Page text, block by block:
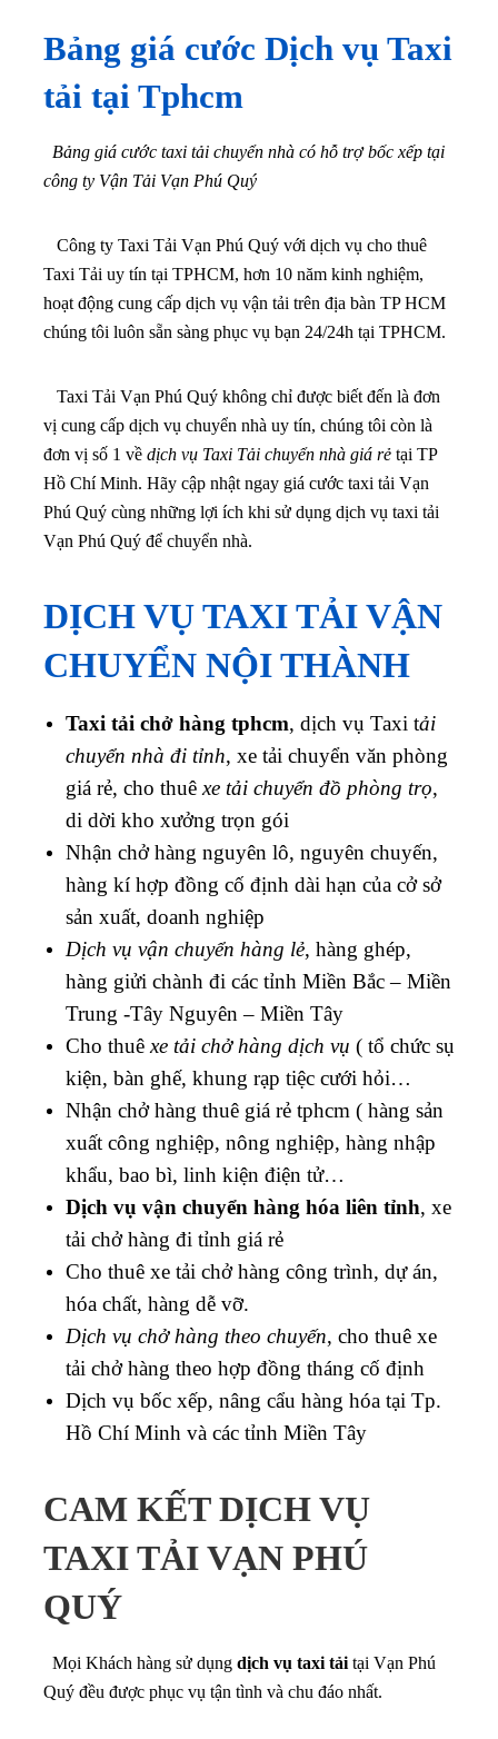
Bảng giá cước Dịch vụ Taxi
tải tại Tphcm
Bảng giá cước taxi tải chuyển nhà có hỗ trợ bốc xếp tại
công ty Vận Tải Vạn Phú Quý
Công ty Taxi Tải Vạn Phú Quý với dịch vụ cho thuê
Taxi Tải uy tín tại TPHCM, hơn 10 năm kinh nghiệm,
hoạt động cung cấp dịch vụ vận tải trên địa bàn TP HCM
chúng tôi luôn sẵn sàng phục vụ bạn 24/24h tại TPHCM.
Taxi Tải Vạn Phú Quý không chỉ được biết đến là đơn
vị cung cấp dịch vụ chuyển nhà uy tín, chúng tôi còn là
đơn vị số 1 về dịch vụ Taxi Tải chuyển nhà giá rẻ tại TP
Hồ Chí Minh. Hãy cập nhật ngay giá cước taxi tải Vạn
Phú Quý cùng những lợi ích khi sử dụng dịch vụ taxi tải
Vạn Phú Quý để chuyển nhà.
DỊCH VỤ TAXI TẢI VẬN
CHUYỂN NỘI THÀNH
Taxi tải chở hàng tphcm, dịch vụ Taxi tải
chuyển nhà đi tỉnh, xe tải chuyển văn phòng
giá rẻ, cho thuê xe tải chuyển đồ phòng trọ,
di dời kho xưởng trọn gói
Nhận chở hàng nguyên lô, nguyên chuyến,
hàng kí hợp đồng cố định dài hạn của cở sở
sản xuất, doanh nghiệp
Dịch vụ vận chuyển hàng lẻ, hàng ghép,
hàng giửi chành đi các tỉnh Miền Bắc – Miền
Trung -Tây Nguyên – Miền Tây
Cho thuê xe tải chở hàng dịch vụ ( tổ chức sụ
kiện, bàn ghế, khung rạp tiệc cưới hỏi…
Nhận chở hàng thuê giá rẻ tphcm ( hàng sản
xuất công nghiệp, nông nghiệp, hàng nhập
khẩu, bao bì, linh kiện điện tử…
Dịch vụ vận chuyển hàng hóa liên tỉnh, xe
tải chở hàng đi tỉnh giá rẻ
Cho thuê xe tải chở hàng công trình, dự án,
hóa chất, hàng dễ vỡ.
Dịch vụ chở hàng theo chuyến, cho thuê xe
tải chở hàng theo hợp đồng tháng cố định
Dịch vụ bốc xếp, nâng cẩu hàng hóa tại Tp.
Hồ Chí Minh và các tỉnh Miền Tây
CAM KẾT DỊCH VỤ
TAXI TẢI VẠN PHÚ
QUÝ
Mọi Khách hàng sử dụng dịch vụ taxi tải tại Vạn Phú
Quý đều được phục vụ tận tình và chu đáo nhất.